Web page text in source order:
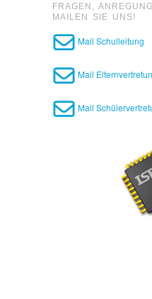
FRAGEN,
MAILEN SIE UNS!
Mail Schulleitung
Mail
Mail